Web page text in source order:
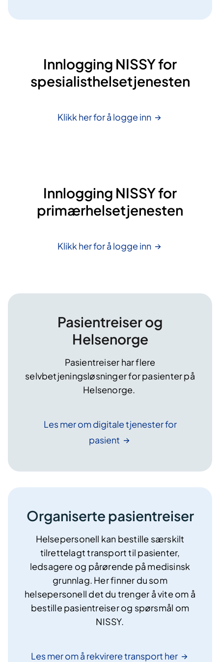
Innlogging NISSY for
spesialisthelsetjenesten
Klikk her for å logge inn
Innlogging NISSY for
primærhelsetjenesten
Klikk her for å logge inn
Pasientreiser og
Helsenorge
Pasientreiser har flere
selvbetjeningsløsninger for pasienter på
Helsenorge.
Les mer om digitale tjenester for
pasient
Organiserte pasientreiser
​Helsepersonell kan bestille særskilt
tilrettelagt transport til pasienter,
ledsagere og pårørende på medisinsk
grunnlag. Her finner du som
helsepersonell det du trenger å vite om å
bestille pasientreiser og spørsmål om
NISSY.
Les mer om å rekvirere transport her